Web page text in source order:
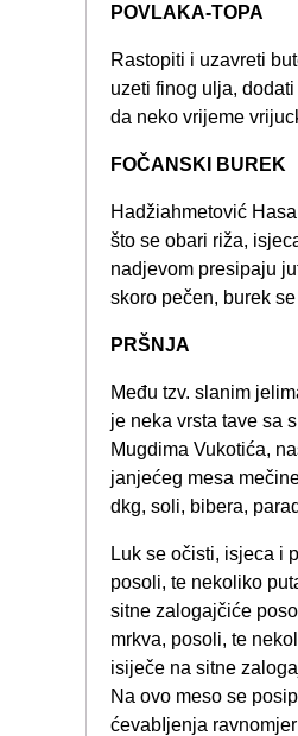
POVLAKA-TOPA
Rastopiti i uzavreti
uzeti finog ulja,
da neko vrijeme
FOČANSKI BUREK
Hadžiahmetović
što se obari riža,
nadjevom presipaju
skoro pečen, burek
PRŠNJA
Među tzv. slanim
je neka vrsta tave sa
Mugdima Vukotića,
janjećeg mesa
dkg, soli, bibera,
Luk se očisti, isjeca i
posoli, te nekoliko
sitne zalogajčiće
mrkva, posoli, te
isiječe na sitne
Na ovo meso se
ćevabIjenja